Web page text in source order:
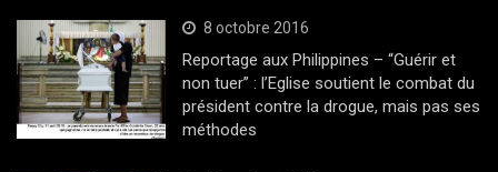
8 octobre 2016
Reportage aux Philippines – “Guérir et
non tuer” : l’Eglise soutient le combat du
président contre la drogue, mais pas ses
méthodes